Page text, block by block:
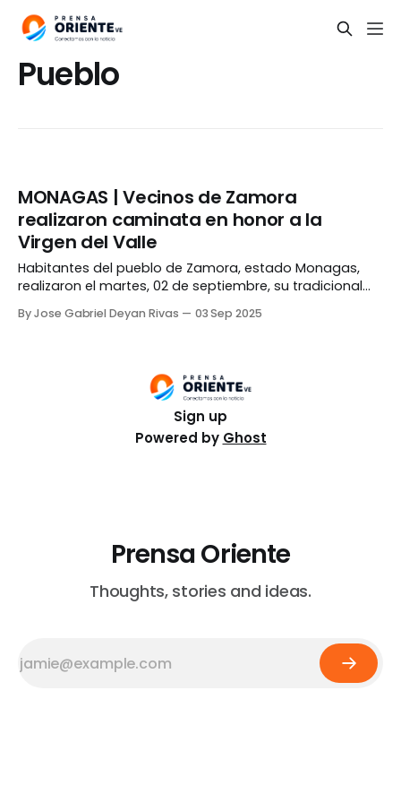
Pueblo
MONAGAS | Vecinos de Zamora
realizaron caminata en honor a la
Virgen del Valle
Habitantes del pueblo de Zamora, estado Monagas,
realizaron el martes, 02 de septiembre, su tradicional
reunió a cientos de feligreses. El recorrido, de siete
By Jose Gabriel Deyan Rivas 03 Sep 2025
Sign up
Powered by Ghost
Prensa Oriente
Thoughts, stories and ideas.